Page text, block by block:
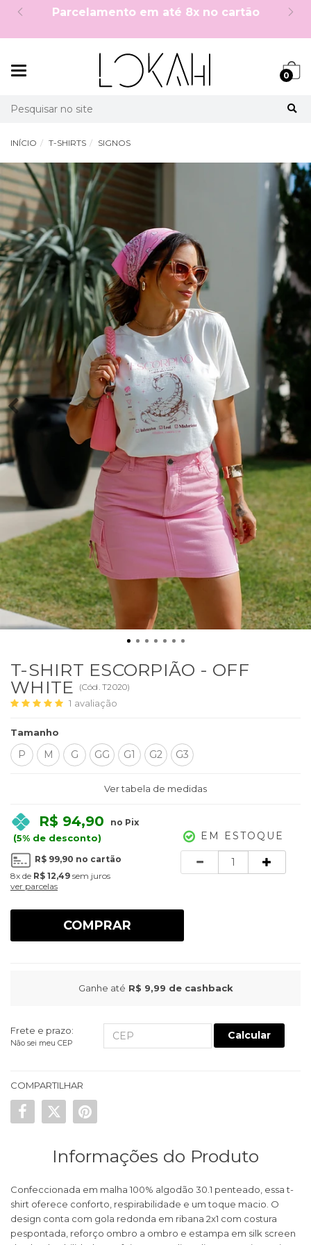
compra: 5%OFF no PIX à vista!
0
INÍCIO T-SHIRTS SIGNOS
T-SHIRT ESCORPIÃO - OFF
WHITE
(Cód. T2020)
1 avaliação
Tamanho
P M G GG G1 G2 G3
Ver tabela de medidas
R$ 94,90 no Pix
(5% de desconto)
R$ 99,90 no cartão
8x de R$ 12,49 sem juros
ver parcelas
EM ESTOQUE
COMPRAR
Ganhe até R$ 9,99 de cashback
Frete e prazo:
Não sei meu CEP
Calcular
COMPARTILHAR
Informações do Produto
Confeccionada em malha 100% algodão 30.1 penteado, essa t-
shirt oferece conforto, respirabilidade e um toque macio. O
design conta com gola redonda em ribana 2x1 com costura
pespontada, reforço ombro a ombro e estampa em silk screen